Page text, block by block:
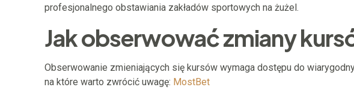
profesjonalnego obstawiania zakładów sportowych na żużel.
Jak obserwować zmiany
Obserwowanie zmieniających się kursów wymaga dostępu do
na które warto zwrócić uwagę: MostBet